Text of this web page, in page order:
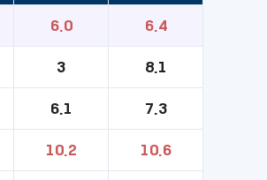
6.0 6.4
3 8.1
6.1 7.3
10.2 10.6